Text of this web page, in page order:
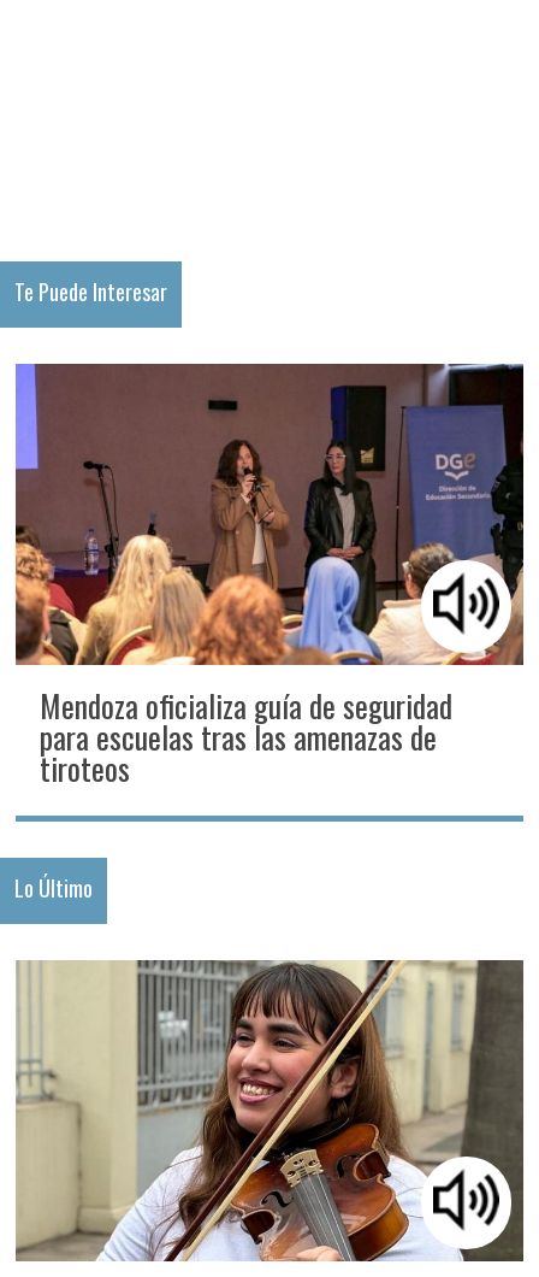
Te Puede Interesar
Mendoza oficializa guía de seguridad
para escuelas tras las amenazas de
tiroteos
Lo Último